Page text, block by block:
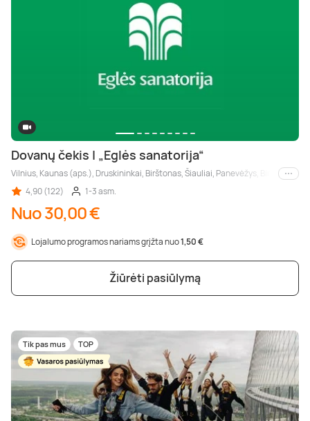
Dovanų čekis | „Eglės sanatorija“
Vilnius, Kaunas (aps.), Druskininkai, Birštonas, Šiauliai, Panevėžys, Biržai, Kiti
4,90 (122)
1-3 asm.
Nuo 30,00 €
Lojalumo programos nariams grįžta nuo1,50 €
Žiūrėti pasiūlymą
Tik pas mus TOP